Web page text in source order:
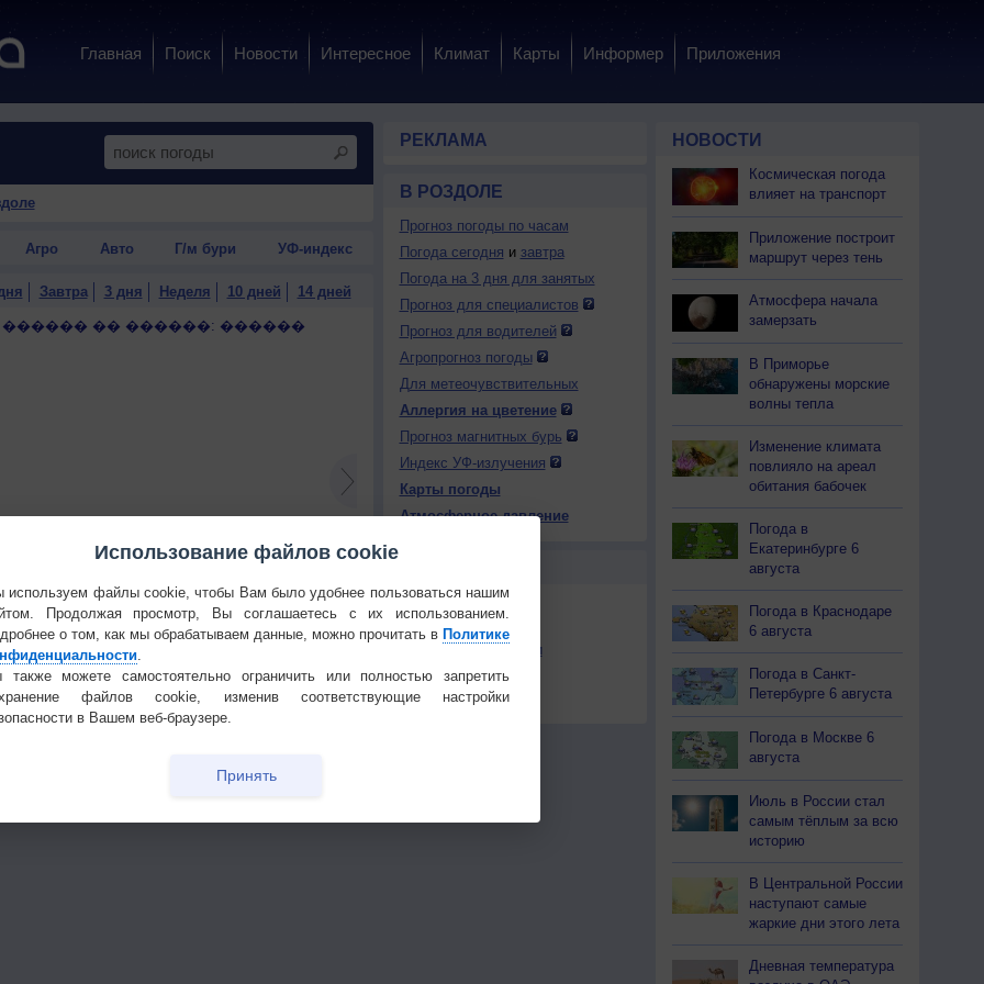
Главная Поиск Новости Интересное Климат Карты Информер Приложения
Агро Авто Г/м бури УФ-индекс
Завтра 3 дня Неделя 10 дней 14 дней
�� ������: ������
декада Мобильная версия
РЕКЛАМА
В РОЗДОЛЕ
Прогноз погоды по часам
Погода сегодня и завтра
Погода на 3 дня для занятых
Прогноз для специалистов
Прогноз для водителей
Агропрогноз погоды
Для метеочувствительных
Аллергия на цветение
Прогноз магнитных бурь
Индекс УФ-излучения
Карты погоды
Атмосферное давление
О проекте
Политика
конфиденциальности
Частые вопросы
Гостевая книга
НОВОСТИ
Космическая погода
влияет на транспорт
Приложение построит
маршрут через тень
Атмосфера начала
замерзать
В Приморье
обнаружены морские
волны тепла
Изменение климата
повлияло на ареал
обитания бабочек
Погода в
Екатеринбурге 6
августа
Погода в Краснодаре
6 августа
Погода в Санкт-
Петербурге 6 августа
Погода в Москве 6
августа
Июль в России стал
самым тёплым за всю
историю
В Центральной России
наступают самые
жаркие дни этого лета
Дневная температура
Использование файлов cookie
используем файлы cookie, чтобы Вам было удобнее пользоваться нашим
Продолжая просмотр, Вы соглашаетесь с их использованием.
о том, как мы обрабатываем данные, можно прочитать в Политике
также можете самостоятельно ограничить или полностью запретить
файлов cookie, изменив соответствующие настройки
в Вашем веб-браузере.
Принять